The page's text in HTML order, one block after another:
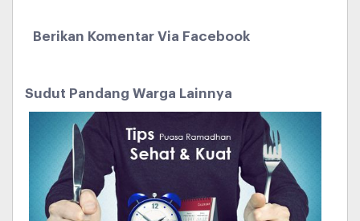
Berikan Komentar Via Facebook
Sudut Pandang Warga Lainnya